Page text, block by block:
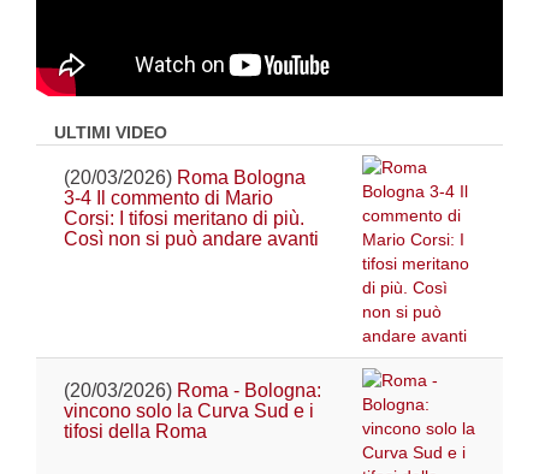
ULTIMI VIDEO
(20/03/2026) Roma Bologna
3-4 Il commento di Mario
Corsi: I tifosi meritano di più.
Così non si può andare avanti
(20/03/2026) Roma - Bologna:
vincono solo la Curva Sud e i
tifosi della Roma